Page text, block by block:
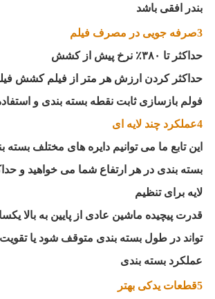
بندر افقی باشد
3صرفه جویی در مصرف فیلم
حداکثر تا ۳۸۰٪ نرخ پیش از کشش
حداکثر کردن ارزش هر متر از فیلم کشش فیلم
فولم بازسازی ثابت نقطه بسته بندی و
4عملکرد چند لایه ای
این تابع ما می توانیم دایره های مختلف بسته
لایه برای تنظیم
قدرت پیچیده ماشین عادی از پایین به بالا
تواند در طول بسته بندی متوقف شود یا
عملکرد بسته بندی
5قطعات یدکی بهتر